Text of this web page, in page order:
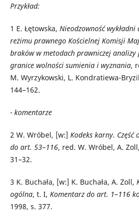
Przykład:
1 E. Łętowska, Nieodzowność
reżimu prawnego Kościelnej Komisji
braków w metodach prawniczej analizy
granice wolności sumienia i wyznania,
M. Wyrzykowski, L. Kondratiewa-
144–162.
- komentarze
2 W. Wróbel, [w:] Kodeks karny. Część
do art. 53–116, red. W. Wróbel, A.
31–32.
3 K. Buchała, [w:] K. Buchała, A. Zoll,
ogólna, t. I, Komentarz do art. 1–116
1998, s. 377.